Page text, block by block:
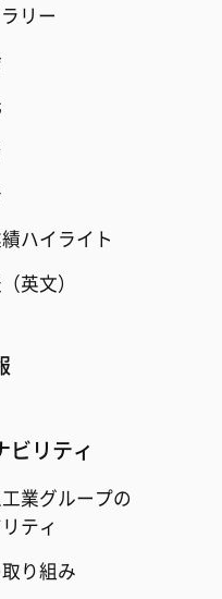
リー
ハイライト
英文）
ビリティ
業グループの
ティ
り組み